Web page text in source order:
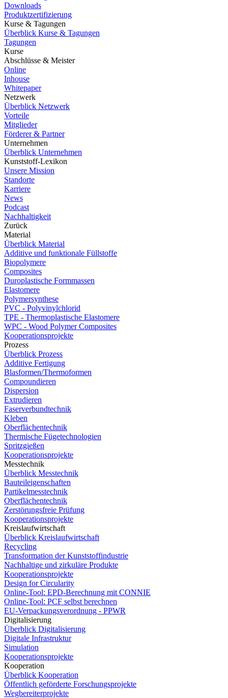
Downloads
Produktzertifizierung
Kurse & Tagungen
Überblick Kurse & Tagungen
Tagungen
Kurse
Abschlüsse & Meister
Online
Inhouse
Whitepaper
Netzwerk
Überblick Netzwerk
Vorteile
Mitglieder
Förderer & Partner
Unternehmen
Überblick Unternehmen
Kunststoff-Lexikon
Unsere Mission
Standorte
Karriere
News
Podcast
Nachhaltigkeit
Zurück
Material
Überblick Material
Additive und funktionale Füllstoffe
Biopolymere
Composites
Duroplastische Formmassen
Elastomere
Polymersynthese
PVC - Polyvinylchlorid
TPE - Thermoplastische Elastomere
WPC - Wood Polymer Composites
Kooperationsprojekte
Prozess
Überblick Prozess
Additive Fertigung
Blasformen/Thermoformen
Compoundieren
Dispersion
Extrudieren
Faserverbundtechnik
Kleben
Oberflächentechnik
Thermische Fügetechnologien
Spritzgießen
Kooperationsprojekte
Messtechnik
Überblick Messtechnik
Bauteileigenschaften
Partikelmesstechnik
Oberflächentechnik
Zerstörungsfreie Prüfung
Kooperationsprojekte
Kreislaufwirtschaft
Überblick Kreislaufwirtschaft
Recycling
Transformation der Kunststoffindustrie
Nachhaltige und zirkuläre Produkte
Kooperationsprojekte
Design for Circularity
Online-Tool: EPD-Berechnung mit CONNIE
Online-Tool: PCF selbst berechnen
EU-Verpackungsverordnung - PPWR
Digitalisierung
Überblick Digitalisierung
Digitale Infrastruktur
Simulation
Kooperationsprojekte
Kooperation
Überblick Kooperation
Öffentlich geförderte Forschungsprojekte
Wegbereiterprojekte